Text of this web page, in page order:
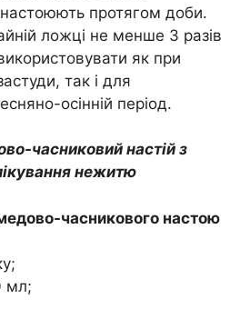
протягом доби.
ложці не менше 3 разів
як при
так і для
осінній період.
часниковий настій з
нежитю
часникового настою
мл;